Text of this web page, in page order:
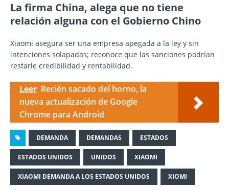
La firma China, alega que no tiene
relación alguna con el Gobierno Chino
Xiaomi asegura ser una empresa apegada a la ley y sin
intenciones solapadas; reconoce que las sanciones podrían
restarle credibilidad y rentabilidad.
Leer Recién sacado del horno, la
nueva actualización de Google
Chrome para Android
DEMANDA DEMANDAS ESTADOS
ESTADOS UNIDOS UNIDOS XIAOMI
XIAOMI DEMANDA A LOS ESTADOS UNIDOS XIOMI